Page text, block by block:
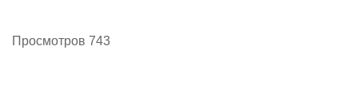
Просмотров 743